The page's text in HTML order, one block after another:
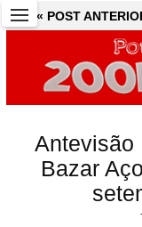
« POST
Antevisão
Bazar
« POST